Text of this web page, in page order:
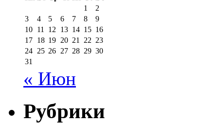
1
2
3
4 5 6 7 8
9
10 11 12 13 14 15 16
17 18 19 20 21 22 23
24 25 26 27 28 29 30
31
« Июн
Рубрики